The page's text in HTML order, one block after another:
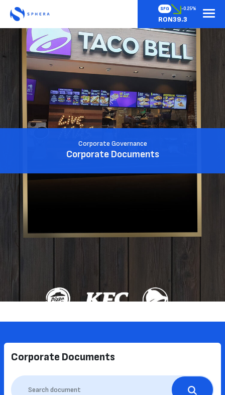
SFG -0.25%
RON39.3
Corporate Governance
Corporate Documents
Corporate Documents